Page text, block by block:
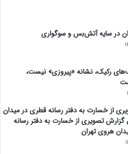
در سایه آتش‌بس و سوگواری
رکیک، نشانه «پیروزی» نیست،
از خسارت به دفتر رسانه قطری در میدان
گزارش تصویری از خسارت به دفتر رسانه
هروی تهران